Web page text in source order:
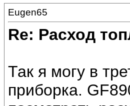
Eugen65
Re: Расход
Так я могу в
приборка.